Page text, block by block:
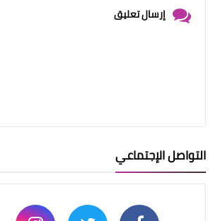
إرسال تعليق
التواصل الإجتماعي